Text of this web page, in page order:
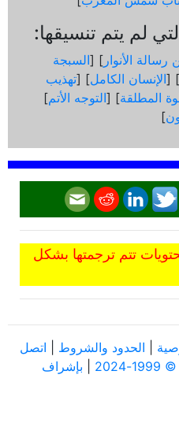
لم يتم تنسيقها:
رسالة الأنوار ] [السبجة
] [الإنسان الكامل] [تهذيب
المطلقة] [التوجه الأتم]
]
تتم ترجمتها بشكل
الحدود والشروط
اتصل
بإشراف